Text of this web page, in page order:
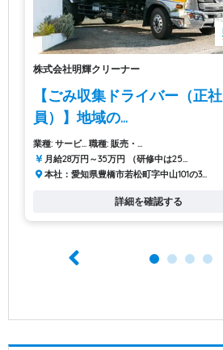
株式会社明輝クリーナー
【ごみ収集ドライバー（正社
員）】地域の...
業種: サービ... 職種: 販売・...
月給28万円～35万円 （研修中は25...
本社：愛知県豊橋市若松町字中山101の3...
詳細を確認する